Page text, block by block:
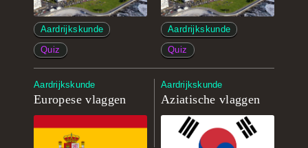
Aardrijkskunde
Quiz
Aardrijkskunde
Quiz
Aardrijkskunde
Europese vlaggen
Aardrijkskunde
Aziatische vlaggen